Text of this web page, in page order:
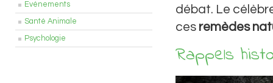
Evénements
Santé Animale
Psychologie
débat. Le
ces remèdes
Rappels